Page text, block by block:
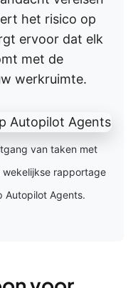
het risico op
ervoor dat elk
met de
werkruimte.
van taken met
rapportage
Autopilot Agents.